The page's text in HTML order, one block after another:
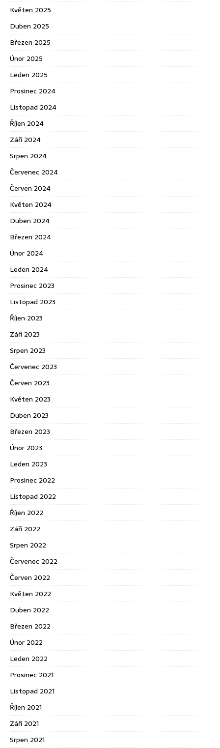
Květen 2025
Duben 2025
Březen 2025
Únor 2025
Leden 2025
Prosinec 2024
Listopad 2024
Říjen 2024
Září 2024
Srpen 2024
Červenec 2024
Červen 2024
Květen 2024
Duben 2024
Březen 2024
Únor 2024
Leden 2024
Prosinec 2023
Listopad 2023
Říjen 2023
Září 2023
Srpen 2023
Červenec 2023
Červen 2023
Květen 2023
Duben 2023
Březen 2023
Únor 2023
Leden 2023
Prosinec 2022
Listopad 2022
Říjen 2022
Září 2022
Srpen 2022
Červenec 2022
Červen 2022
Květen 2022
Duben 2022
Březen 2022
Únor 2022
Leden 2022
Prosinec 2021
Listopad 2021
Říjen 2021
Září 2021
Srpen 2021